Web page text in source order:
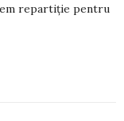
repartiție pentru